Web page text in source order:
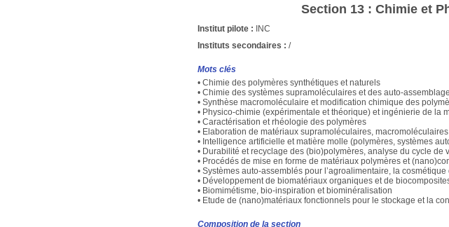
Section 13 : Chimie et
Institut pilote : INC
Instituts secondaires : /
Mots clés
• Chimie des polymères synthétiques et naturels
• Chimie des systèmes supramoléculaires et des auto-
• Synthèse macromoléculaire et modification chimique des
• Physico-chimie (expérimentale et théorique) et ingénierie de la
• Caractérisation et rhéologie des polymères
• Elaboration de matériaux supramoléculaires,
• Intelligence artificielle et matière molle (polymères, systèmes
• Durabilité et recyclage des (bio)polymères, analyse du cycle de
• Procédés de mise en forme de matériaux polymères et
• Systèmes auto-assemblés pour l’agroalimentaire, la cosmétique
• Développement de biomatériaux organiques et de
• Biomimétisme, bio-inspiration et biominéralisation
• Etude de (nano)matériaux fonctionnels pour le stockage et la
Composition de la section